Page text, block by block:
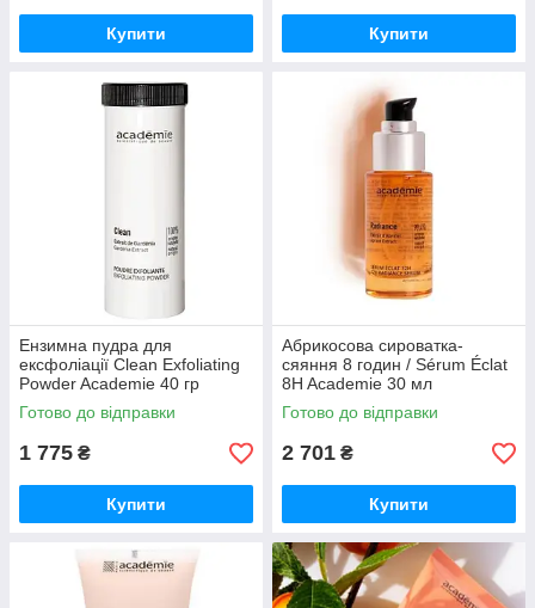
Купити Купити
Ензимна пудра для
ексфоліації Clean Exfoliating
Powder Academie 40 гр
Готово до відправки
1 775 ₴
Купити
Абрикосова сироватка-
сяяння 8 годин / Sérum Éclat
8H Academie 30 мл
Готово до відправки
2 701 ₴
Купити